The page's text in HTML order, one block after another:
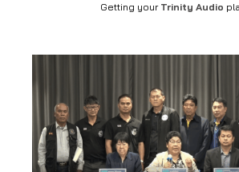
Getting your Trinity Audio